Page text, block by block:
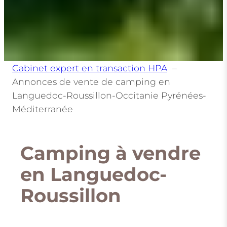
Cabinet expert en transaction HPA
Annonces de vente de camping en
Languedoc-Roussillon-Occitanie Pyrénées-
Méditerranée
Camping à vendre
en Languedoc-
Roussillon